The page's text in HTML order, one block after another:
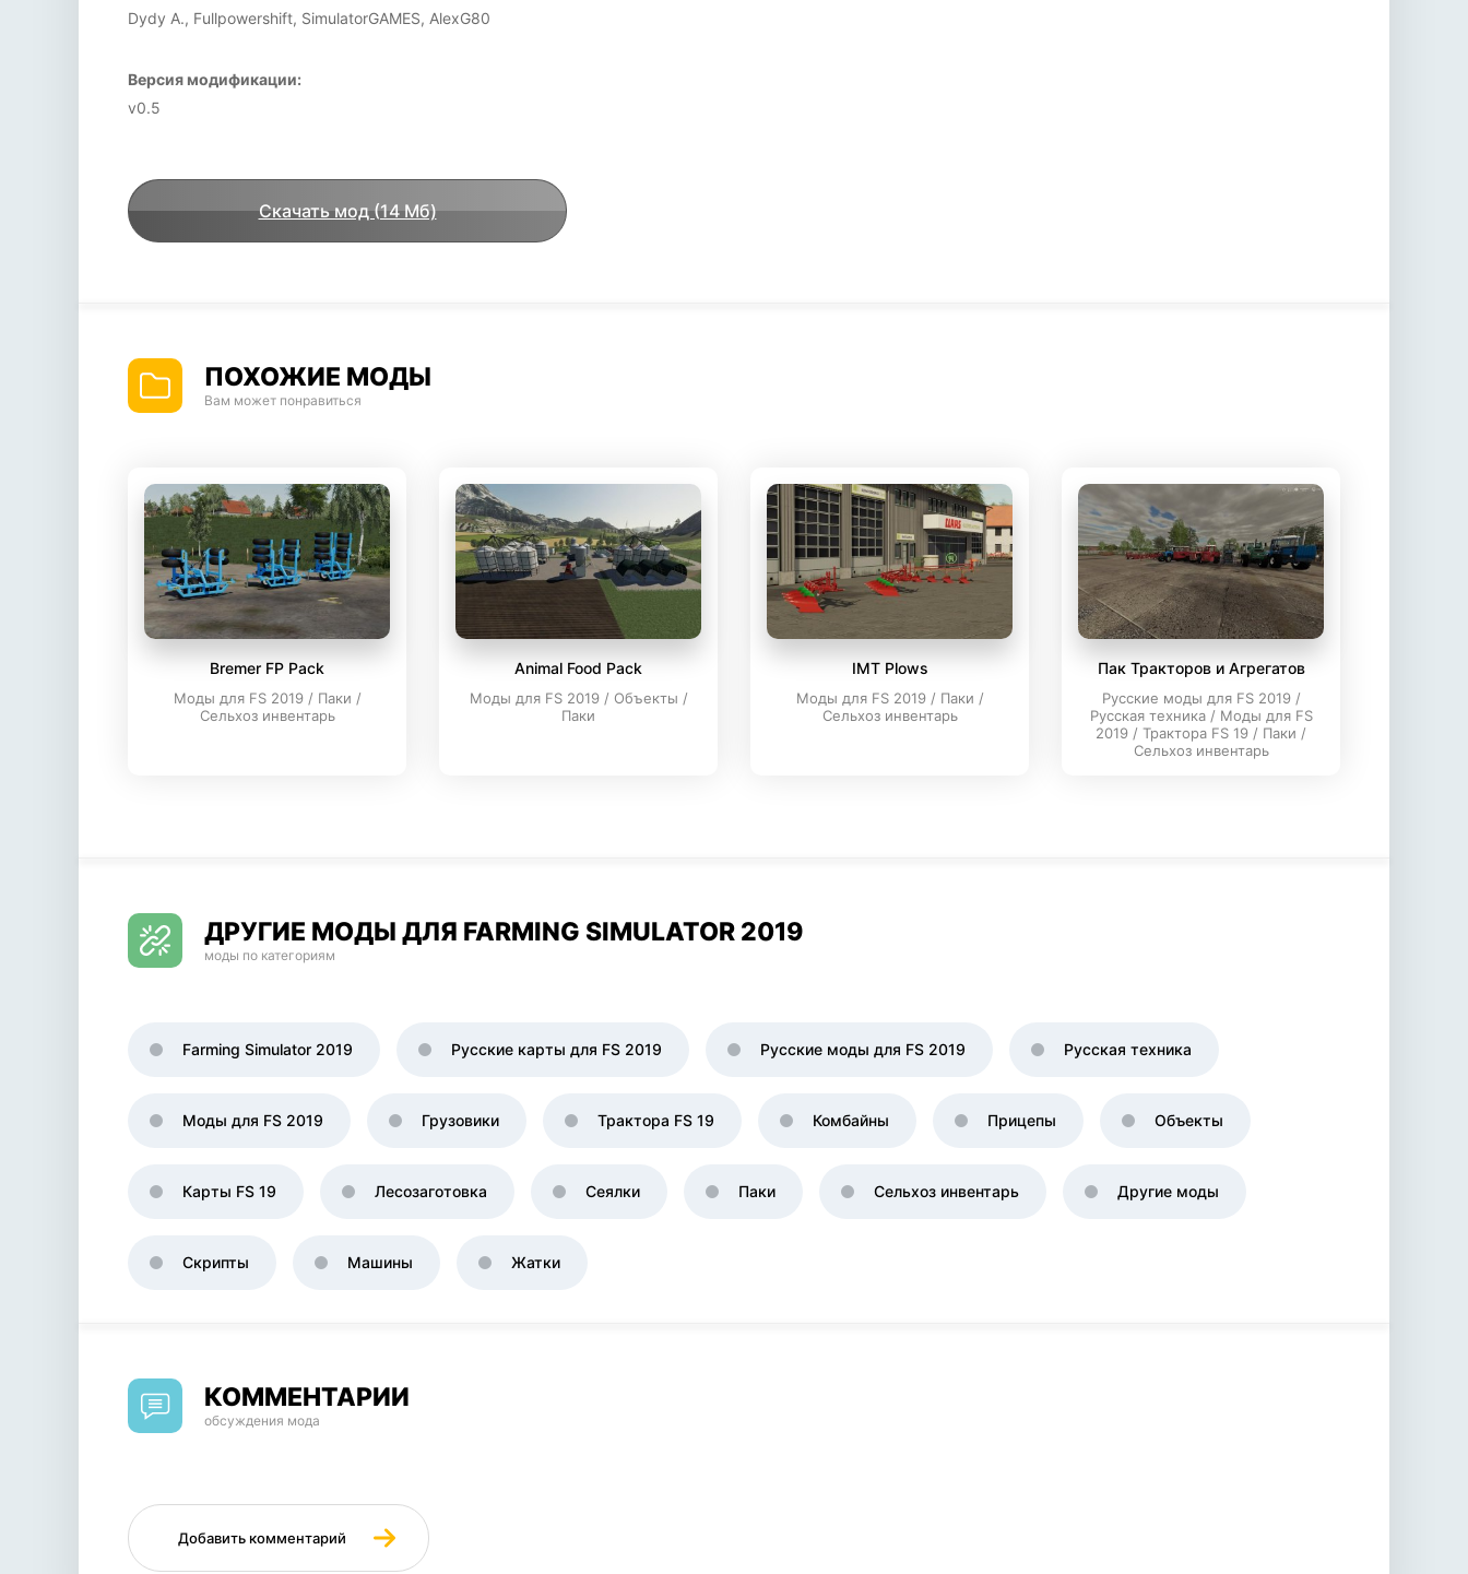
Dydy A., Fullpowershift, SimulatorGAMES, AlexG80
Версия модификации:
v0.5
Скачать мод (14 Мб)
ПОХОЖИЕ МОДЫ
Вам может понравиться
Bremer FP Pack
Моды для FS 2019 / Паки /
Сельхоз инвентарь
Animal Food Pack
Моды для FS 2019 / Объекты /
Паки
IMT Plows
Моды для FS 2019 / Паки /
Сельхоз инвентарь
Пак Тракторов и Агрегатов
Русские моды для FS 2019 /
Русская техника / Моды для FS
2019 / Трактора FS 19 / Паки /
Сельхоз инвентарь
ДРУГИЕ МОДЫ ДЛЯ FARMING SIMULATOR 2019
моды по категориям
Farming Simulator 2019 Русские карты для FS 2019 Русские моды для FS 2019 Русская техника
Моды для FS 2019 Грузовики Трактора FS 19 Комбайны Прицепы Объекты
Карты FS 19 Лесозаготовка Сеялки Паки Сельхоз инвентарь Другие моды
Скрипты Машины Жатки
КОММЕНТАРИИ
обсуждения мода
Добавить комментарий